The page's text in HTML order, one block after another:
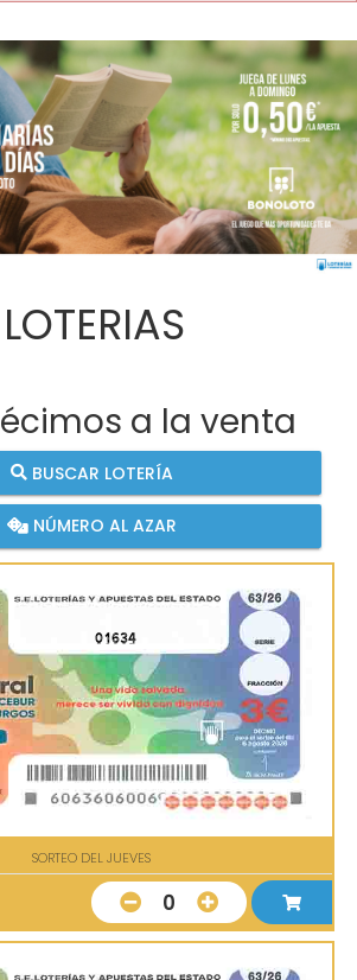
a la venta
BUSCAR LOTERÍA
NÚMERO AL AZAR
01634
SORTEO DEL JUEVES
0